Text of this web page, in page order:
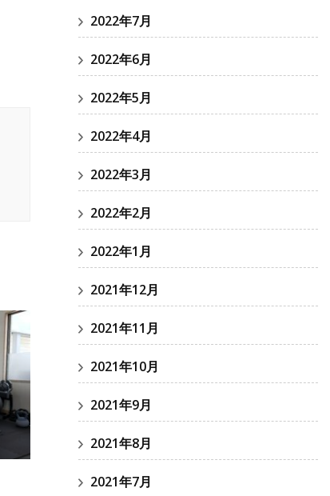
2022年7月
2022年6月
2022年5月
2022年4月
2022年3月
2022年2月
2022年1月
2021年12月
2021年11月
2021年10月
2021年9月
2021年8月
2021年7月